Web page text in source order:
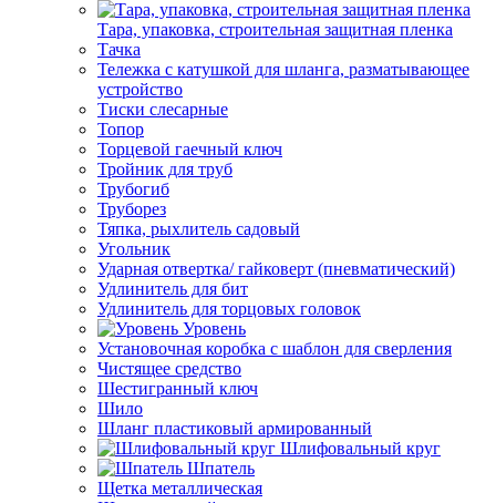
Тара, упаковка, строительная защитная пленка
Тачка
Тележка с катушкой для шланга, разматывающее
устройство
Тиски слесарные
Топор
Торцевой гаечный ключ
Тройник для труб
Трубогиб
Труборез
Тяпка, рыхлитель садовый
Угольник
Ударная отвертка/ гайковерт (пневматический)
Удлинитель для бит
Удлинитель для торцовых головок
Уровень
Установочная коробка с шаблон для сверления
Чистящее средство
Шестигранный ключ
Шило
Шланг пластиковый армированный
Шлифовальный круг
Шпатель
Щетка металлическая